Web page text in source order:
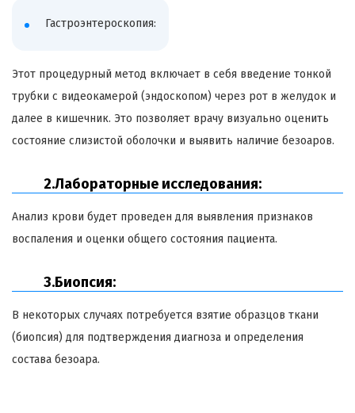
Гастроэнтероскопия:
Этот процедурный метод включает в себя введение тонкой
трубки с видеокамерой (эндоскопом) через рот в желудок и
далее в кишечник. Это позволяет врачу визуально оценить
состояние слизистой оболочки и выявить наличие безоаров.
2.Лабораторные исследования:
Анализ крови будет проведен для выявления признаков
воспаления и оценки общего состояния пациента.
3.Биопсия:
В некоторых случаях потребуется взятие образцов ткани
(биопсия) для подтверждения диагноза и определения
состава безоара.